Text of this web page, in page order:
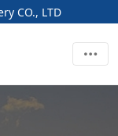
CO., LTD